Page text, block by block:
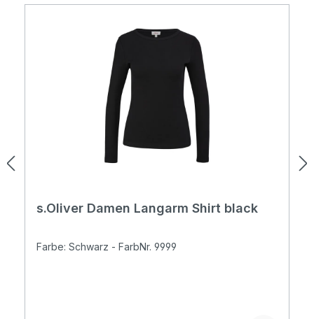
s.Oliver Damen Langarm Shirt black
Farbe: Schwarz - FarbNr. 9999